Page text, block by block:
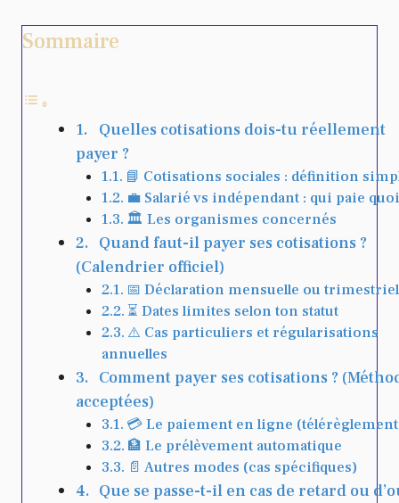
Sommaire
Quelles cotisations dois-tu réellement
payer ?
📘 Cotisations sociales : définition
💼 Salarié vs indépendant : qui paie
🏛 Les organismes concernés
Quand faut-il payer ses cotisations ?
(Calendrier officiel)
📅 Déclaration mensuelle ou
⏳ Dates limites selon ton statut
⚠️ Cas particuliers et régularisations
annuelles
Comment payer ses cotisations ?
acceptées)
💳 Le paiement en ligne
🏦 Le prélèvement automatique
📄 Autres modes (cas spécifiques)
Que se passe-t-il en cas de retard ou